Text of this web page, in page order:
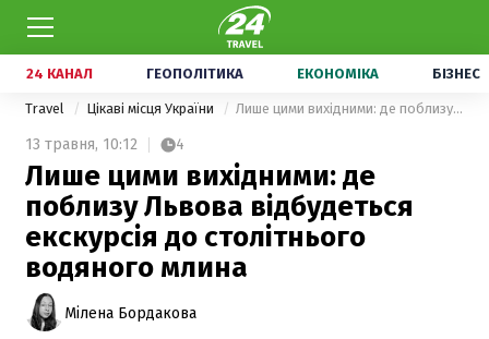
24 КАНАЛ ГЕОПОЛІТИКА ЕКОНОМІКА БІЗНЕС
Travel Цікаві місця України Лише цими вихідними: де поблизу Львова відбудеться екскурсія до столітнього водяного млина
13 травня, 10:12 4
Лише цими вихідними: де
поблизу Львова відбудеться
екскурсія до столітнього
водяного млина
Мілена Бордакова